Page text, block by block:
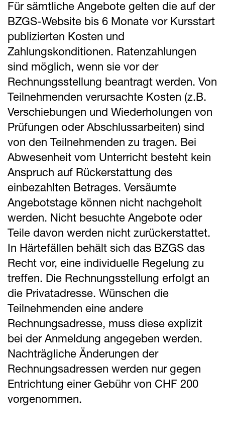
Für sämtliche Angebote gelten die auf der
BZGS-Website bis 6 Monate vor Kursstart
publizierten Kosten und
Zahlungskonditionen. Ratenzahlungen
sind möglich, wenn sie vor der
Rechnungsstellung beantragt werden. Von
Teilnehmenden verursachte Kosten (z.B.
Verschiebungen und Wiederholungen von
Prüfungen oder Abschlussarbeiten) sind
von den Teilnehmenden zu tragen. Bei
Abwesenheit vom Unterricht besteht kein
Anspruch auf Rückerstattung des
einbezahlten Betrages. Versäumte
Angebotstage können nicht nachgeholt
werden. Nicht besuchte Angebote oder
Teile davon werden nicht zurückerstattet.
In Härtefällen behält sich das BZGS das
Recht vor, eine individuelle Regelung zu
treffen. Die Rechnungsstellung erfolgt an
die Privatadresse. Wünschen die
Teilnehmenden eine andere
Rechnungsadresse, muss diese explizit
bei der Anmeldung angegeben werden.
Nachträgliche Änderungen der
Rechnungsadressen werden nur gegen
Entrichtung einer Gebühr von CHF 200
vorgenommen.